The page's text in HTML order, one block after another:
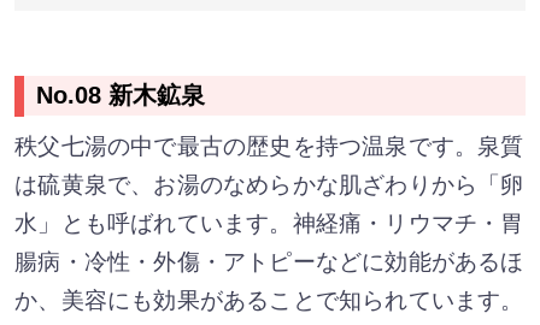
No.08 新木鉱泉
秩父七湯の中で最古の歴史を持つ温泉です。泉質
は硫黄泉で、お湯のなめらかな肌ざわりから「卵
水」とも呼ばれています。神経痛・リウマチ・胃
腸病・冷性・外傷・アトピーなどに効能があるほ
か、美容にも効果があることで知られています。